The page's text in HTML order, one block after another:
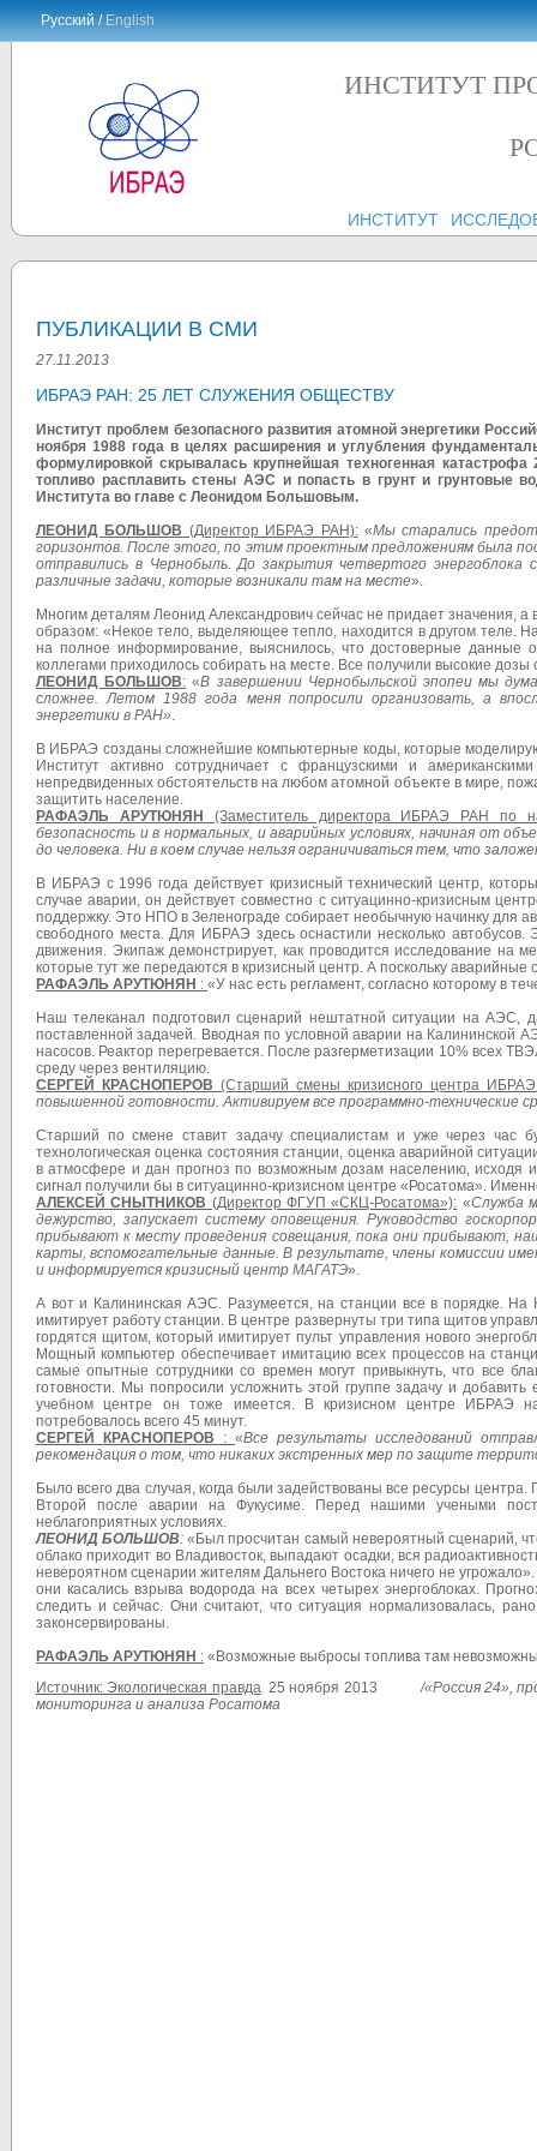
Русский /English
ИНСТИТУТ
ИНСТИТУТ
ПУБЛИКАЦИИ В СМИ
27.11.2013
ИБРАЭ РАН: 25 ЛЕТ СЛУЖЕНИЯ ОБЩЕСТВУ
Институт проблем безопасного развития атомной энергетики
ноября 1988 года в целях расширения и углубления
формулировкой скрывалась крупнейшая техногенная
топливо расплавить стены АЭС и попасть в грунт и грунтовые
Института во главе с Леонидом Большовым.
ЛЕОНИД БОЛЬШОВ (Директор ИБРАЭ РАН):«Мы старались
горизонтов. После этого, по этим проектным предложениям была
отправились в Чернобыль. До закрытия четвертого энергоблока
различные задачи, которые возникали там на месте».
Многим деталям Леонид Александрович сейчас не придает значения,
образом: «Некое тело, выделяющее тепло, находится в другом теле.
на полное информирование, выяснилось, что достоверные данные
коллегами приходилось собирать на месте. Все получили высокие дозы
ЛЕОНИД БОЛЬШОВ: «В завершении Чернобыльской эпопеи мы
сложнее. Летом 1988 года меня попросили организовать, а
энергетики в РАН».
В ИБРАЭ созданы сложнейшие компьютерные коды, которые
Институт активно сотрудничает с французскими и
непредвиденных обстоятельств на любом атомной объекте в мире,
защитить население.
РАФАЭЛЬ АРУТЮНЯН
(Заместитель директора ИБРАЭ РАН по
безопасность и в нормальных, и аварийных условиях, начиная от
до человека. Ни в коем случае нельзя ограничиваться тем, что
В ИБРАЭ с 1996 года действует кризисный технический центр,
случае аварии, он действует совместно с ситуацинно-кризисным
поддержку. Это НПО в Зеленограде собирает необычную начинку для
свободного места. Для ИБРАЭ здесь оснастили несколько
движения. Экипаж демонстрирует, как проводится исследование на
которые тут же передаются в кризисный центр. А поскольку
РАФАЭЛЬ АРУТЮНЯН : «У нас есть регламент, согласно которому в
Наш телеканал подготовил сценарий нештатной ситуации на АЭС,
поставленной задачей. Вводная по условной аварии на Калининской
насосов. Реактор перегревается. После разгерметизации 10% всех
среду через вентиляцию.
СЕРГЕЙ КРАСНОПЕРОВ (Старший смены кризисного центра
повышенной готовности. Активируем все программно-технические
Старший по смене ставит задачу специалистам и уже через час
технологическая оценка состояния станции, оценка аварийной
в атмосфере и дан прогноз по возможным дозам населению, исходя
сигнал получили бы в ситуацинно-кризисном центре «Росатома».
АЛЕКСЕЙ СНЫТНИКОВ (Директор ФГУП «СКЦ-Росатома»): «Служба
дежурство, запускает систему оповещения. Руководство
прибывают к месту проведения совещания, пока они прибывают,
карты, вспомогательные данные. В результате, члены комиссии
и информируется кризисный центр МАГАТЭ».
А вот и Калининская АЭС. Разумеется, на станции все в порядке.
имитирует работу станции. В центре развернуты три типа щитов
гордятся щитом, который имитирует пульт управления нового
Мощный компьютер обеспечивает имитацию всех процессов на
самые опытные сотрудники со времен могут привыкнуть, что все
готовности. Мы попросили усложнить этой группе задачу и
учебном центре он тоже имеется. В кризисном центре ИБРАЭ
потребовалось всего 45 минут.
СЕРГЕЙ КРАСНОПЕРОВ :«Все результаты исследований
рекомендация о том, что никаких экстренных мер по защите
Было всего два случая, когда были задействованы все ресурсы
Второй после аварии на Фукусиме. Перед нашими учеными
неблагоприятных условиях.
ЛЕОНИД БОЛЬШОВ: «Был просчитан самый невероятный сценарий,
облако приходит во Владивосток, выпадают осадки, вся
невероятном сценарии жителям Дальнего Востока ничего не
они касались взрыва водорода на всех четырех энергоблоках.
следить и сейчас. Они считают, что ситуация нормализовалась,
законсервированы.
РАФАЭЛЬ АРУТЮНЯН : «Возможные выбросы топлива там
Источник: Экологическая правда 25 ноября 2013/«Россия 24»,
мониторинга и анализа Росатома